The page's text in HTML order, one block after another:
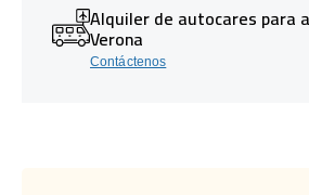
Alquiler de autocares para
Verona
Contáctenos